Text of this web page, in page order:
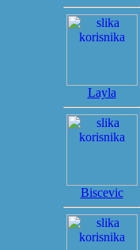
Layla
Biscevic